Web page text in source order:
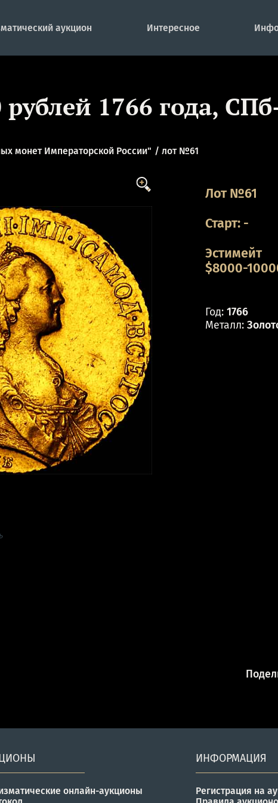
аукцион Интересное
рублей 1766 года,
монет Императорской России" лот №61
Лот №61
Старт: -
Эстимейт
$8000-
Год: 1766
Металл:
онлайн-аукционы
ИНФОРМАЦИЯ
Регистрация на